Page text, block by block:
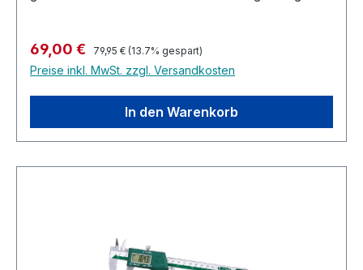
justierbar
Verkaufspreis:
69,00 € Regulärer Preis:
79,95 € (13.7% gespart)
Preise inkl. MwSt. zzgl. Versandkosten
In den Warenkorb